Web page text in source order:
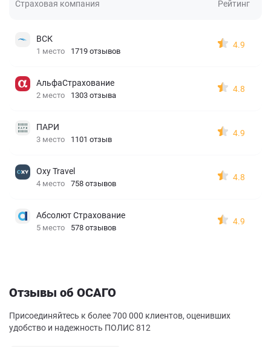
Страховая компания Рейтинг
ВСК
1 место 1719 отзывов
4.9
АльфаСтрахование
2 место 1303 отзыва
4.8
ПАРИ
3 место 1101 отзыв
4.9
Oxy Travel
4 место 758 отзывов
4.8
Абсолют Страхование
5 место 578 отзывов
4.9
Отзывы об ОСАГО
Присоединяйтесь к более 700 000 клиентов, оценивших
удобство и надежность ПОЛИС 812